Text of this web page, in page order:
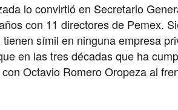
lo convirtió en Secretario
con 11 directores de Pemex.
símil en ninguna empresa
en las tres décadas que ha
Octavio Romero Oropeza al